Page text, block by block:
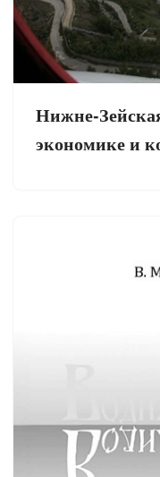
Нижне-
экономике и